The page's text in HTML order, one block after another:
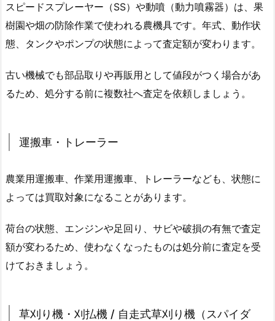
スピードスプレーヤー（SS）や動噴（動力噴霧器）は、果
樹園や畑の防除作業で使われる農機具です。年式、動作状
態、タンクやポンプの状態によって査定額が変わります。
古い機械でも部品取りや再販用として値段がつく場合があ
るため、処分する前に複数社へ査定を依頼しましょう。
運搬車・トレーラー
農業用運搬車、作業用運搬車、トレーラーなども、状態に
よっては買取対象になることがあります。
荷台の状態、エンジンや足回り、サビや破損の有無で査定
額が変わるため、使わなくなったものは処分前に査定を受
けておきましょう。
草刈り機・刈払機 / 自走式草刈り機（スパイダ